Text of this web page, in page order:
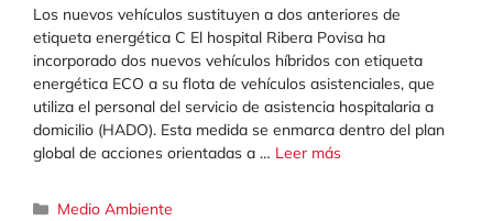
Los nuevos vehículos sustituyen a dos anteriores de
etiqueta energética C El hospital Ribera Povisa ha
incorporado dos nuevos vehículos híbridos con etiqueta
energética ECO a su flota de vehículos asistenciales, que
utiliza el personal del servicio de asistencia hospitalaria a
domicilio (HADO). Esta medida se enmarca dentro del plan
global de acciones orientadas a … Leer más
Categorías
Medio Ambiente